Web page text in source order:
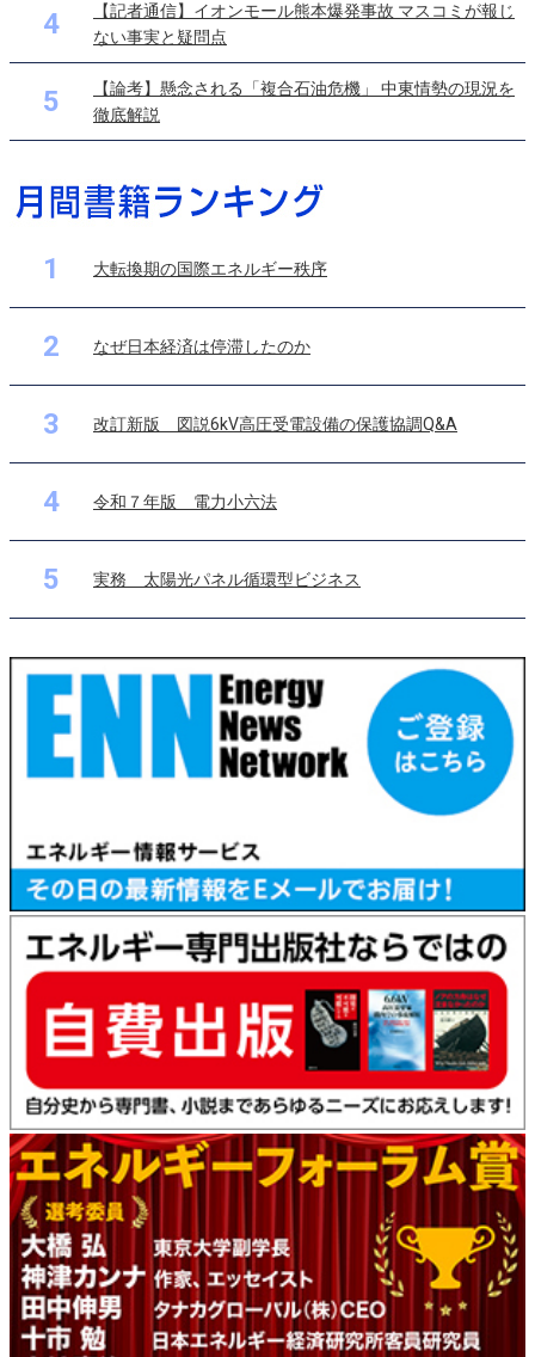
4
【記者通信】イオンモール熊本爆発事故 マスコミが報じ
ない事実と疑問点
5
【論考】懸念される「複合石油危機」 中東情勢の現況を
徹底解説
1 大転換期の国際エネルギー秩序
2 なぜ日本経済は停滞したのか
3 改訂新版 図説6kV高圧受電設備の保護協調Q&A
4 令和７年版 電力小六法
5 実務 太陽光パネル循環型ビジネス